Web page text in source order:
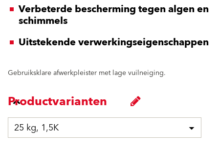
Verbeterde bescherming tegen algen en
schimmels
Uitstekende verwerkingseigenschappen
Gebruiksklare afwerkpleister met lage vuilneiging.
Productvarianten
25 kg, 1,5K